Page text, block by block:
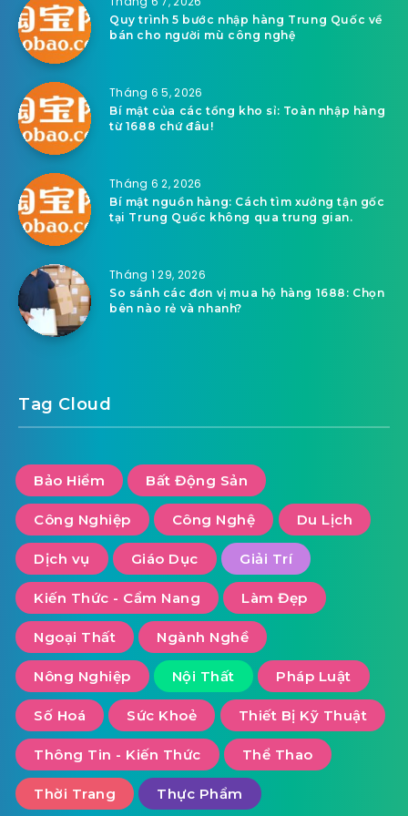
Quy trình 5 bước nhập hàng Trung Quốc về
bán cho người mù công nghệ
Tháng 6 5, 2026
Bí mật của các tổng kho sỉ: Toàn nhập hàng
từ 1688 chứ đâu!
Tháng 6 2, 2026
Bí mật nguồn hàng: Cách tìm xưởng tận gốc
tại Trung Quốc không qua trung gian.
Tháng 1 29, 2026
So sánh các đơn vị mua hộ hàng 1688: Chọn
bên nào rẻ và nhanh?
Tag Cloud
Bảo Hiểm Bất Động Sản
Công Nghiệp Công Nghệ Du Lịch
Dịch vụ Giáo Dục Giải Trí
Kiến Thức - Cẩm Nang Làm Đẹp
Ngoại Thất Ngành Nghề
Nông Nghiệp Nội Thất Pháp Luật
Số Hoá Sức Khoẻ Thiết Bị Kỹ Thuật
Thông Tin - Kiến Thức Thể Thao
Thời Trang Thực Phẩm